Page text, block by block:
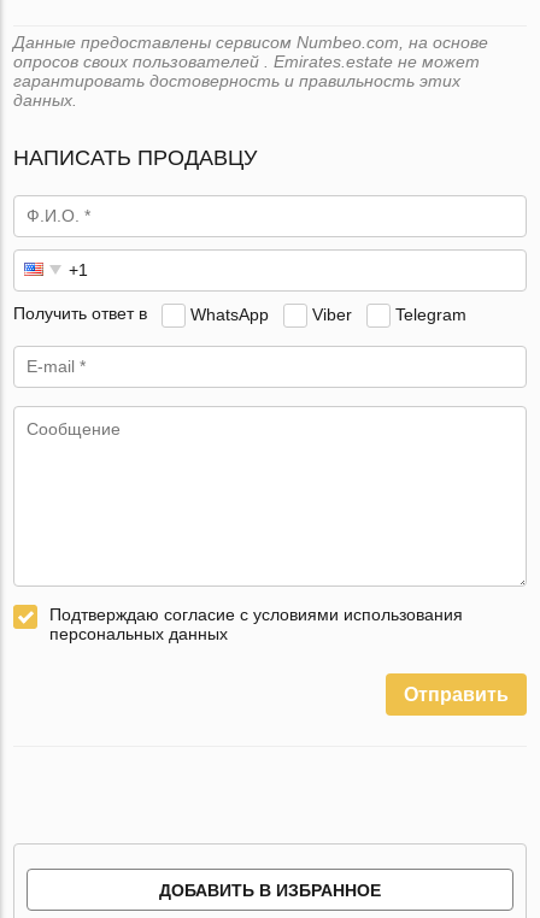
Данные предоставлены сервисом Numbeo.com, на основе
опросов своих пользователей . Emirates.estate не может
гарантировать достоверность и правильность этих
данных.
НАПИСАТЬ ПРОДАВЦУ
Получить ответ в WhatsApp Viber Telegram
Подтверждаю согласие с условиями использования
персональных данных
Отправить
ДОБАВИТЬ В ИЗБРАННОЕ